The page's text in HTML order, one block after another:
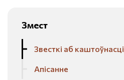
Змест
Звесткі аб каштоўнасці
Апісанне